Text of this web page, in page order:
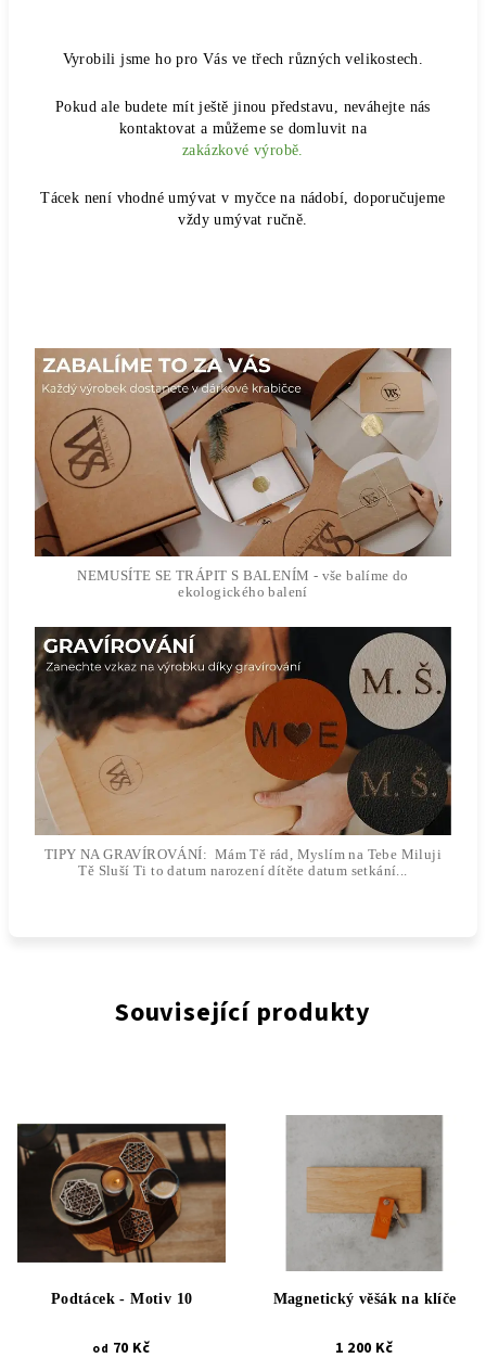
Vyrobili jsme ho pro Vás ve třech různých velikostech.
Pokud ale budete mít ještě jinou představu, neváhejte nás
kontaktovat a můžeme se domluvit na
zakázkové výrobě.
Tácek není vhodné umývat v myčce na nádobí, doporučujeme
vždy umývat ručně.
NEMUSÍTE SE TRÁPIT S BALENÍM - vše balíme do
ekologického balení
TIPY NA GRAVÍROVÁNÍ: Mám Tě rád, Myslím na Tebe Miluji
Tě Sluší Ti to datum narození dítěte datum setkání...
Související produkty
Podtácek - Motiv 10
od 70 Kč
Magnetický věšák na klíče
1 200 Kč